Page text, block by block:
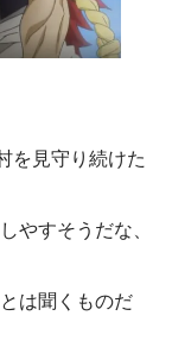
を見守り続けた
やすそうだな、
は聞くものだ